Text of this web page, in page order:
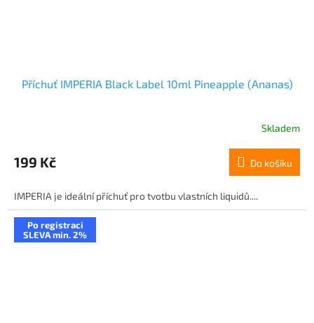
Příchuť IMPERIA Black Label 10ml Pineapple (Ananas)
Skladem
199 Kč Do košíku
IMPERIA je ideální příchuť pro tvotbu vlastních liquidů....
Po registraci
SLEVA min. 2%